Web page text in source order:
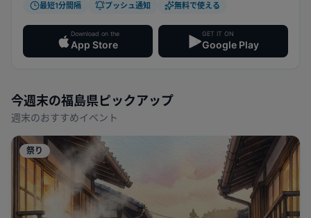
最短1分間隔 プッシュ通知 無料で使える
Download on the
App Store
GET IT ON
Google Play
今週末の福島県 ピックアップ
週末のおすすめイベント
祭り